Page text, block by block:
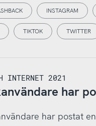
INSTAGRAM
TIKTOK TWITTER
INTERNET 2021
har
har postat